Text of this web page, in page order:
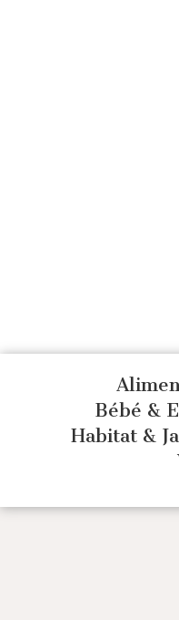
Bébé &
Habitat &